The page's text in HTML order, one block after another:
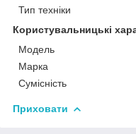
Тип техніки
Користувальницькі
Мoдель
Марка
Сумісність
Приховати